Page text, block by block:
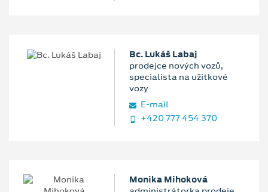
Bc. Lukáš Labaj
prodejce nových vozů,
specialista na užitkové
vozy
E‑mail
+420 777 454 370
Monika Mihoková